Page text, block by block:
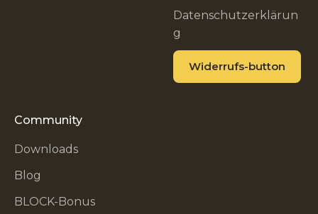
Datenschutzerklärun
g
Widerrufs-button
Community
Downloads
Blog
BLOCK-Bonus